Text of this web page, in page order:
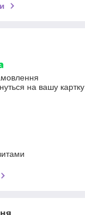
на вашу картку